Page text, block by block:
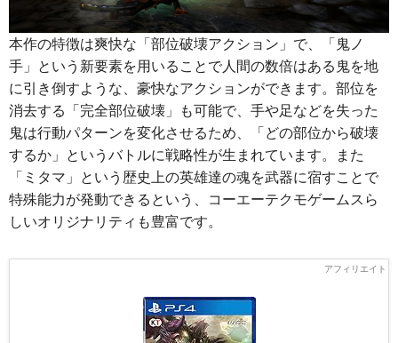
本作の特徴は爽快な「部位破壊アクション」で、「鬼ノ
手」という新要素を用いることで人間の数倍はある鬼を地
に引き倒すような、豪快なアクションができます。部位を
消去する「完全部位破壊」も可能で、手や足などを失った
鬼は行動パターンを変化させるため、「どの部位から破壊
するか」というバトルに戦略性が生まれています。また
「ミタマ」という歴史上の英雄達の魂を武器に宿すことで
特殊能力が発動できるという、コーエーテクモゲームスら
しいオリジナリティも豊富です。